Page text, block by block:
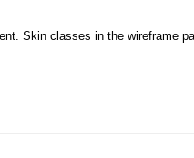
Skin classes in the wireframe